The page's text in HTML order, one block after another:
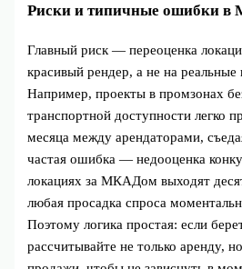
Риски и типичные ошибки в
Главный риск — переоценка
красивый рендер, а не на реальные
Например, проекты в промзонах
транспортной доступности легко
месяца между арендаторами,
частая ошибка — недооценка
локациях за МКАДом выходят
любая просадка спроса
Поэтому логика простая: если
рассчитывайте не только аренду,